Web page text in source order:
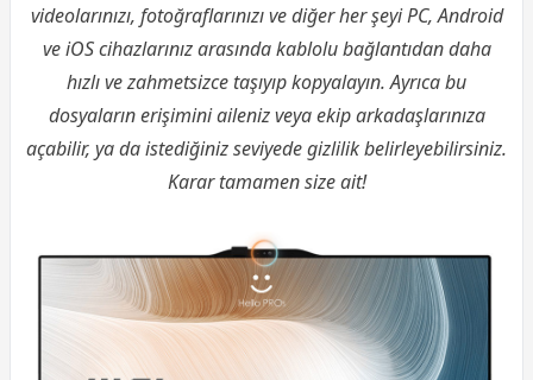
videolarınızı, fotoğraflarınızı ve diğer her şeyi PC, Android
ve iOS cihazlarınız arasında kablolu bağlantıdan daha
hızlı ve zahmetsizce taşıyıp kopyalayın. Ayrıca bu
dosyaların erişimini aileniz veya ekip arkadaşlarınıza
açabilir, ya da istediğiniz seviyede gizlilik belirleyebilirsiniz.
Karar tamamen size ait!